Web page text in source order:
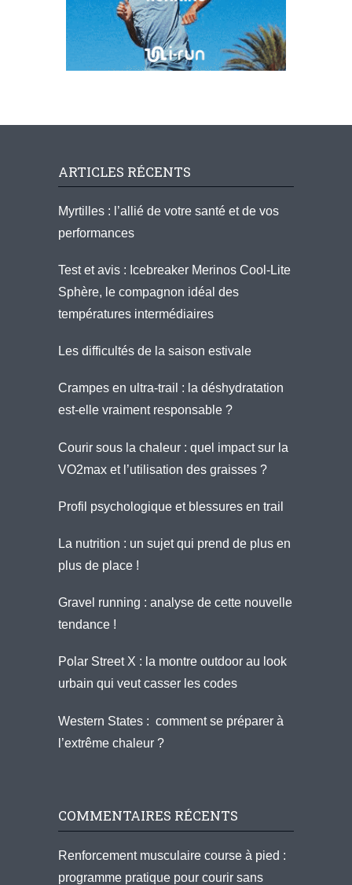
ARTICLES RÉCENTS
Myrtilles : l’allié de votre santé et de vos
performances
Test et avis : Icebreaker Merinos Cool-Lite
Sphère, le compagnon idéal des
températures intermédiaires
Les difficultés de la saison estivale
Crampes en ultra-trail : la déshydratation
est-elle vraiment responsable ?
Courir sous la chaleur : quel impact sur la
VO2max et l’utilisation des graisses ?
Profil psychologique et blessures en trail
La nutrition : un sujet qui prend de plus en
plus de place !
Gravel running : analyse de cette nouvelle
tendance !
Polar Street X : la montre outdoor au look
urbain qui veut casser les codes
Western States : comment se préparer à
l’extrême chaleur ?
COMMENTAIRES RÉCENTS
Renforcement musculaire course à pied :
programme pratique pour courir sans